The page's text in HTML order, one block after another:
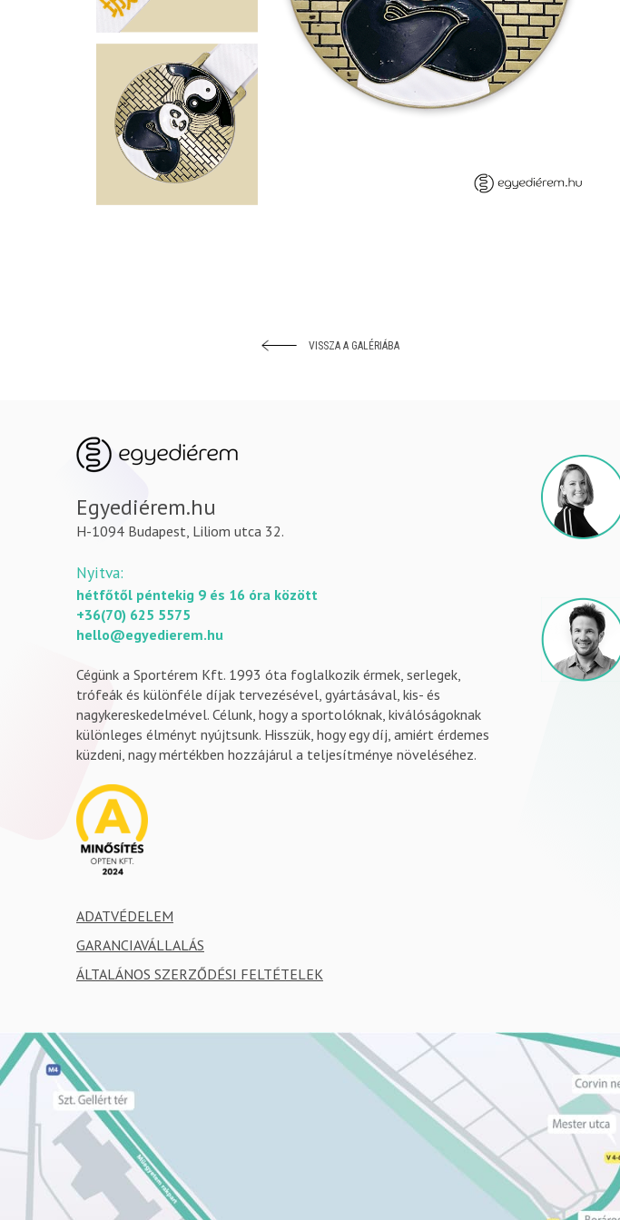
VISSZA A GALÉRIÁBA
Egyediérem.hu
H-1094 Budapest, Liliom utca 32.
Nyitva:
hétfőtől péntekig 9 és 16 óra között
+36(70) 625 5575
hello@egyedierem.hu
Cégünk a Sportérem Kft. 1993 óta foglalkozik érmek, serlegek,
trófeák és különféle díjak tervezésével, gyártásával, kis- és
nagykereskedelmével. Célunk, hogy a sportolóknak, kiválóságoknak
különleges élményt nyújtsunk. Hisszük, hogy egy díj, amiért érdemes
küzdeni, nagy mértékben hozzájárul a teljesítménye növeléséhez.
ADATVÉDELEM
GARANCIAVÁLLALÁS
ÁLTALÁNOS SZERZŐDÉSI FELTÉTELEK